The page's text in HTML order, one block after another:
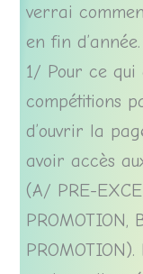
verrai
en fin d’année.
1/ Pour ce qui
compétitions
d’ouvrir la
avoir accès
(A/ PRE-
PROMOTION,